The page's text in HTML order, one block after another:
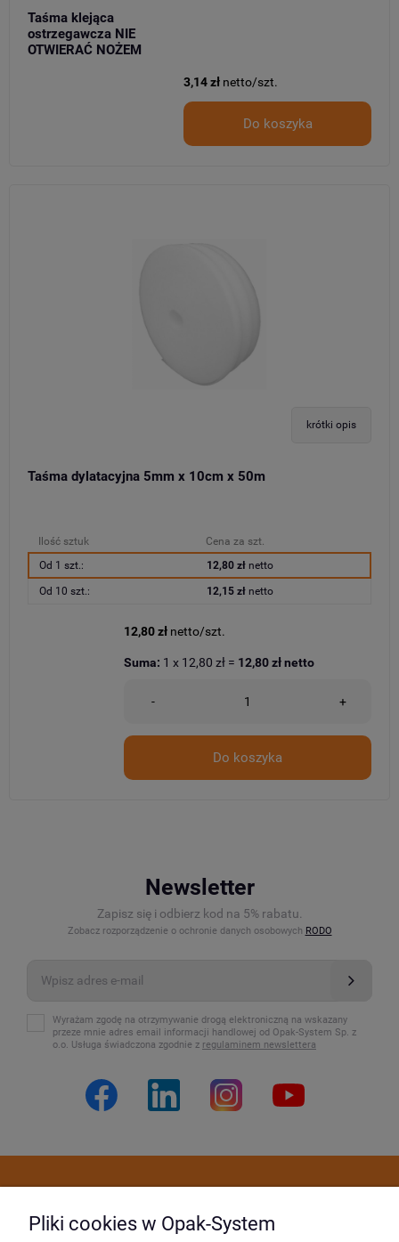
Taśma klejąca
ostrzegawcza NIE
OTWIERAĆ NOŻEM
3,14 zł netto/szt.
Do koszyka
krótki opis
Taśma dylatacyjna 5mm x 10cm x 50m
Ilość sztuk
Cena za szt.
Od 1 szt.:
12,80 złnetto
Od 10 szt.: 12,15 złnetto
12,80 zł netto/szt.
- +
Do koszyka
Suma: 1 x 12,80 zł = 12,80 złnetto
Newsletter
Zapisz się i odbierz kod na 5% rabatu.
Zobacz rozporządzenie o ochronie danych osobowych RODO
Wyrażam zgodę na otrzymywanie drogą elektroniczną na wskazany
przeze mnie adres email informacji handlowej od Opak-System Sp. z
o.o. Usługa świadczona zgodnie z regulaminem newslettera
Pliki cookies w Opak-System